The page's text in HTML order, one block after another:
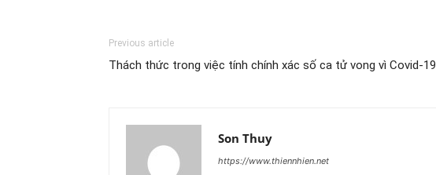
Previous article
Thách thức trong việc tính chính xác số ca tử vong vì Covid-19
Son Thuy
https://www.thiennhien.net